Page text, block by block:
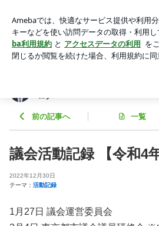
いち オフィシャルブログ
アプリをダウンロードして ブログの更新
ょう。
ログ
前の記事へ 一覧
議会活動記録 【令和4
2022年12月30日
テーマ： 活動記録
1月27日 議会運営委員会